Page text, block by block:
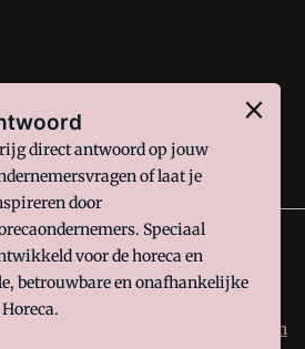
van VMN media. Lees in
voor staat. Op gebruik van deze
van toepassing:
Cookie beleid Privacy instellingen
direct antwoord op jouw
of laat je
door
Speciaal
voor de horeca en
betrouwbare en onafhankelijke